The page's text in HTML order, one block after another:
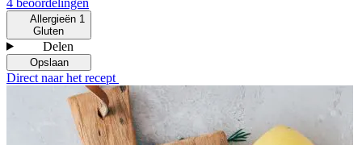
Allergieën 1
Gluten
Delen
Opslaan
Direct naar het recept